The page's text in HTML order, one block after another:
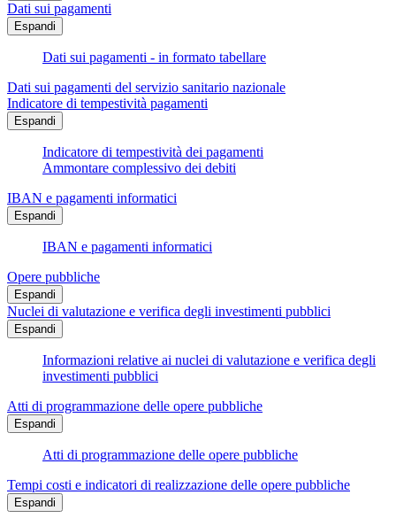
Dati sui pagamenti
Espandi
Dati sui pagamenti - in formato tabellare
Dati sui pagamenti del servizio sanitario nazionale
Indicatore di tempestività pagamenti
Espandi
Indicatore di tempestività dei pagamenti
Ammontare complessivo dei debiti
IBAN e pagamenti informatici
Espandi
IBAN e pagamenti informatici
Opere pubbliche
Espandi
Nuclei di valutazione e verifica degli investimenti pubblici
Espandi
Informazioni relative ai nuclei di valutazione e verifica degli
investimenti pubblici
Atti di programmazione delle opere pubbliche
Espandi
Atti di programmazione delle opere pubbliche
Tempi costi e indicatori di realizzazione delle opere pubbliche
Espandi